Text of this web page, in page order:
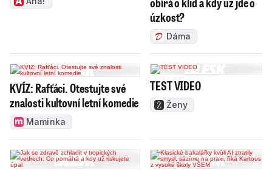
úzkost?
Dáma
KVÍZ: Rafťáci. Otestujte své
znalosti kultovní letní komedie
Maminka
TEST VIDEO
Ženy